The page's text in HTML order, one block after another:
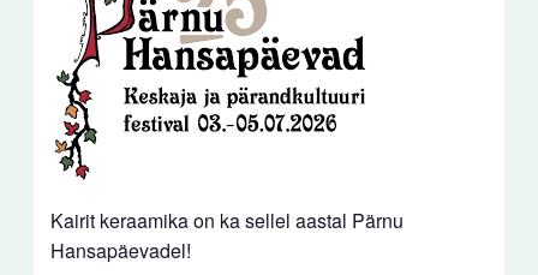
Kairit keraamika on ka sellel aastal Pärnu
Hansapäevadel!